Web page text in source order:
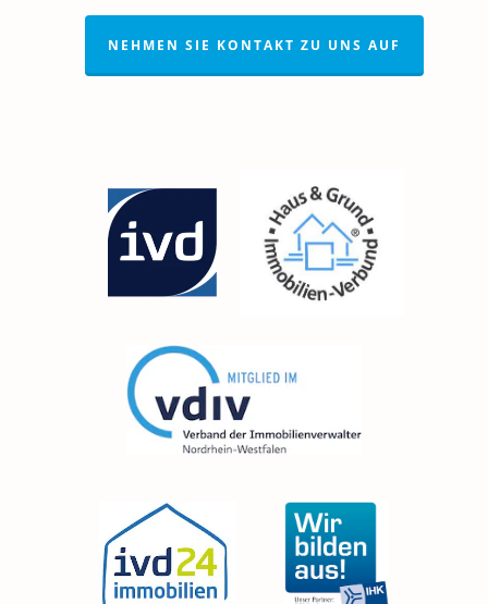
NEHMEN SIE KONTAKT ZU UNS AUF